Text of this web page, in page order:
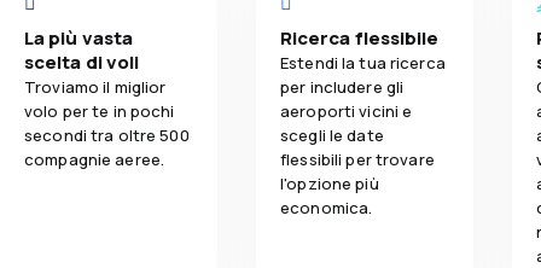
La più vasta
scelta di voli
Troviamo il miglior
volo per te in pochi
secondi tra oltre 500
compagnie aeree.
Ricerca flessibile
Estendi la tua ricerca
per includere gli
aeroporti vicini e
scegli le date
flessibili per trovare
l'opzione più
economica.